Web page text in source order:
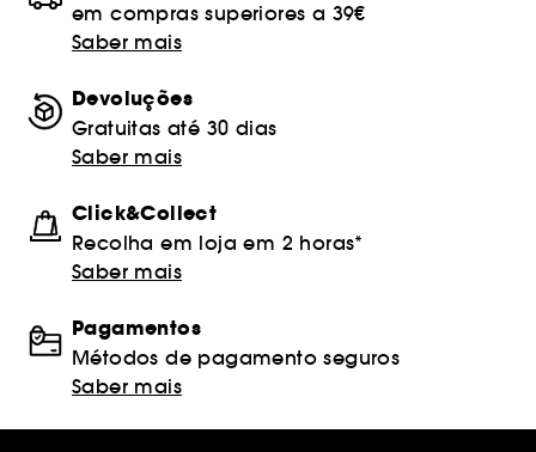
em compras superiores a 39€
Saber mais
Devoluções
Gratuitas até 30 dias
Saber mais
Click&Collect
Recolha em loja em 2 horas*
Saber mais
Pagamentos
Métodos de pagamento seguros
Saber mais